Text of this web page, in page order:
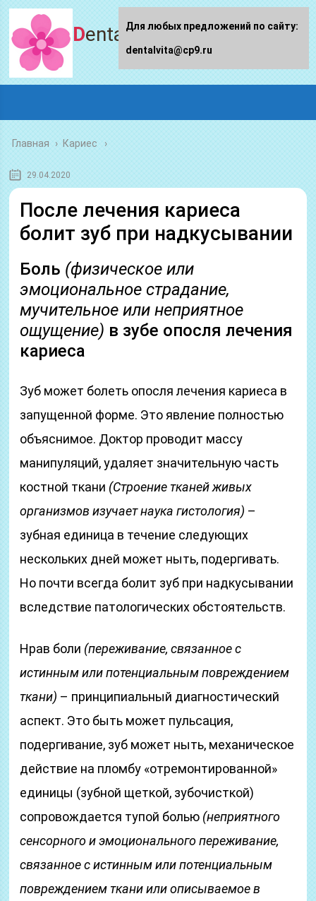
Dentalvita.ru
Главная › Кариес
29.04.2020
После лечения кариеса
болит зуб при надкусывании
Боль (физическое или
эмоциональное страдание,
мучительное или неприятное
ощущение) в зубе опосля лечения
кариеса
Зуб может болеть опосля лечения кариеса в
запущенной форме. Это явление полностью
объяснимое. Доктор проводит массу
манипуляций, удаляет значительную часть
костной ткани (Строение тканей живых
организмов изучает наука гистология) –
зубная единица в течение следующих
нескольких дней может ныть, подергивать.
Но почти всегда болит зуб при надкусывании
вследствие патологических обстоятельств.
Нрав боли (переживание, связанное с
истинным или потенциальным повреждением
ткани) – принципиальный диагностический
аспект. Это быть может пульсация,
подергивание, зуб может ныть, механическое
действие на пломбу «отремонтированной»
единицы (зубной щеткой, зубочисткой)
сопровождается тупой болью (неприятного
сенсорного и эмоционального переживание,
связанное с истинным или потенциальным
повреждением ткани или описываемое в
Для любых предложений по сайту:
dentalvita@cp9.ru